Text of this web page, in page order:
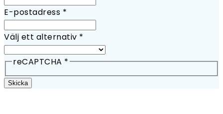
E-postadress *
Välj ett alternativ *
reCAPTCHA *
Skicka